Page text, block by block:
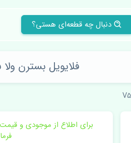
دنبال چه قطعه‌ای هستی؟
فلایویل بسترن ولا V5 چین
برای اطلاع از موجودی و